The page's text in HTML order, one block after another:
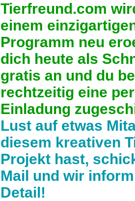
Tierfreund.com
einem
Programm neu
dich heute als
gratis an und du
rechtzeitig eine
Einladung
Lust auf etwas
diesem kreativen
Projekt hast,
Mail und wir
Detail!